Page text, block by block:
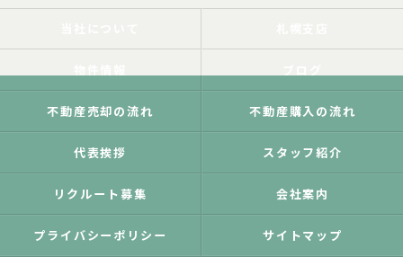
不動産売却の流れ 不動産購入の流れ
代表挨拶 スタッフ紹介
リクルート募集 会社案内
プライバシーポリシー サイトマップ